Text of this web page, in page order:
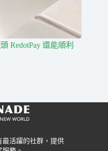
RedotPay 還能順利
活躍的社群，提供